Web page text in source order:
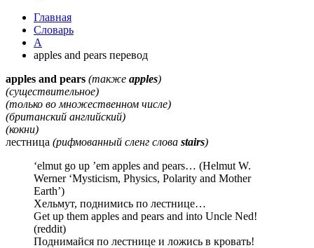
Главная
Словарь
A
apples and pears перевод
apples and pears (также apples)
(существительное)
(только во множественном числе)
(британский английский)
(кокни)
лестница (рифмованный сленг слова stairs)
‘elmut go up ’em apples and pears… (Helmut W.
Werner ‘Mysticism, Physics, Polarity and Mother
Earth’)
Хельмут, поднимись по лестнице…
Get up them apples and pears and into Uncle Ned!
(reddit)
Поднимайся по лестнице и ложись в кровать!